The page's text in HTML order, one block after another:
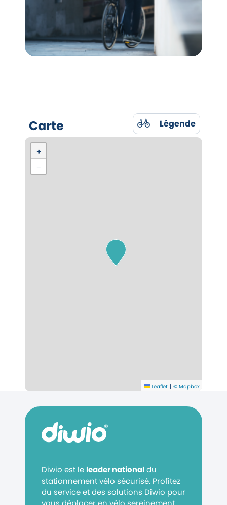
Légende
Carte
+
−
Leaflet | © Mapbox
Diwio est le leader nationaldu
stationnement vélo sécurisé. Profitez
du service et des solutions Diwio pour